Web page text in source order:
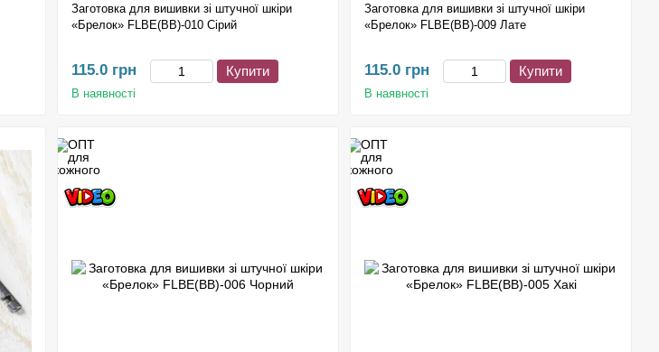
Заготовка для вишивки зі штучної шкіри
«Брелок» FLBE(BB)-010 Сірий
115.0 грн Купити
В наявності
Заготовка для вишивки зі штучної шкіри
«Брелок» FLBE(BB)-009 Лате
115.0 грн Купити
В наявності